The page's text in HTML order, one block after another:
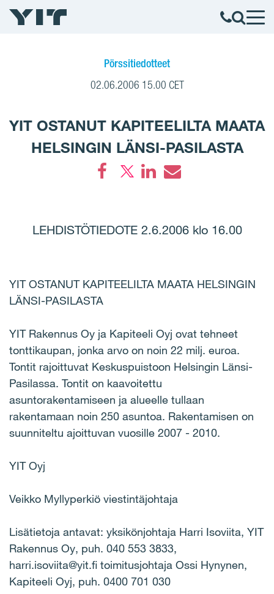
Pörssitiedotteet
02.06.2006 15.00 CET
YIT OSTANUT KAPITEELILTA MAATA
HELSINGIN LÄNSI-PASILASTA
LEHDISTÖTIEDOTE 2.6.2006 klo 16.00
YIT OSTANUT KAPITEELILTA MAATA HELSINGIN
LÄNSI-PASILASTA
YIT Rakennus Oy ja Kapiteeli Oyj ovat tehneet
tonttikaupan, jonka arvo on noin 22 milj. euroa.
Tontit rajoittuvat Keskuspuistoon Helsingin Länsi-
Pasilassa. Tontit on kaavoitettu
asuntorakentamiseen ja alueelle tullaan
rakentamaan noin 250 asuntoa. Rakentamisen on
suunniteltu ajoittuvan vuosille 2007 - 2010.
YIT Oyj
Veikko Myllyperkiö viestintäjohtaja
Lisätietoja antavat: yksikönjohtaja Harri Isoviita, YIT
Rakennus Oy, puh. 040 553 3833,
harri.isoviita@yit.fi toimitusjohtaja Ossi Hynynen,
Kapiteeli Oyj, puh. 0400 701 030